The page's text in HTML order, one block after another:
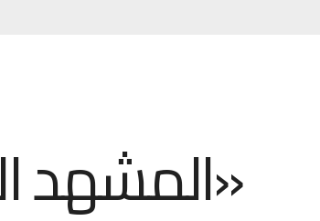
«المشهد